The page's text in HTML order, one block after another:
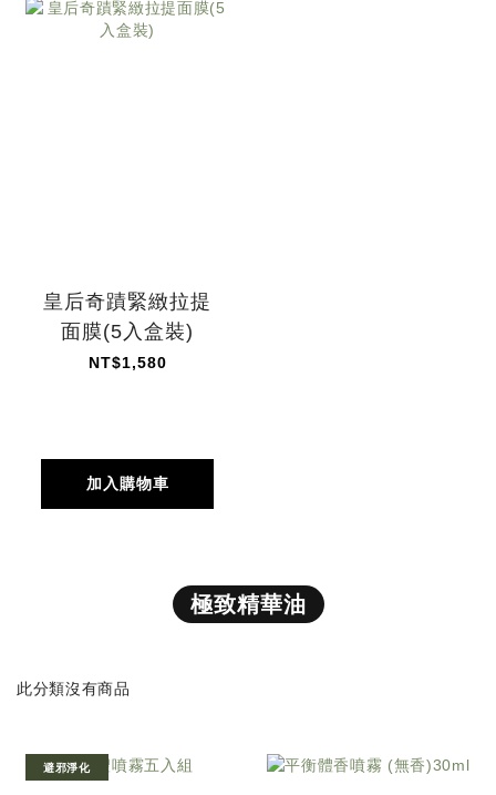
皇后奇蹟緊緻拉提
面膜(5入盒裝)
NT$1,580
加入購物車
極致精華油
此分類沒有商品
避邪淨化